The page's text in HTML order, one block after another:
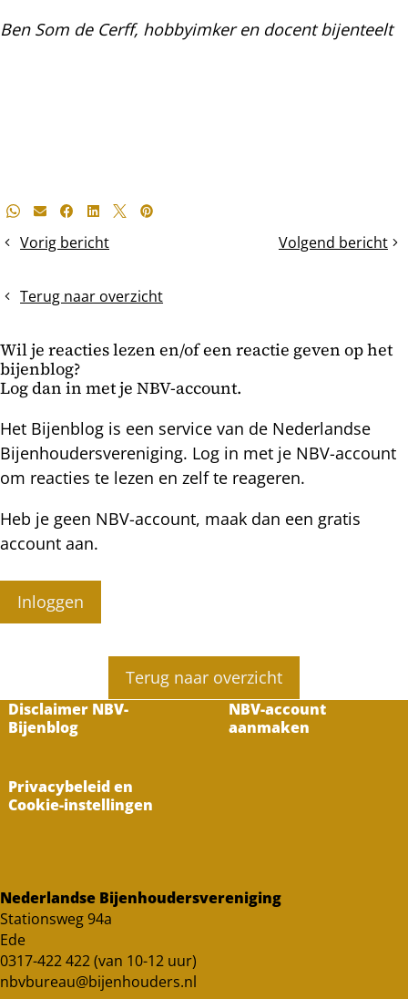
Ben Som de Cerff, hobbyimker en docent bijenteelt
Deel
bericht
Whatsapp
E-mailFacebook
LinkedIn
X Pinterest
Vorig bericht
De
Volgend bericht
Bloeiende
Terug naar overzicht
Wil je reacties lezen en/of een reactie geven op het
bijenblog?
Log dan in met je NBV-account.
Het Bijenblog is een service van de Nederlandse
Bijenhoudersvereniging. Log in met je NBV-account
om reacties te lezen en zelf te reageren.
Heb je geen NBV-account, maak dan een gratis
account aan.
Inloggen
Terug naar overzicht
Disclaimer NBV-
Bijenblog
NBV-account
aanmaken
Privacybeleid en
Cookie-instellingen
Nederlandse Bijenhoudersvereniging
Stationsweg 94a
Ede
0317-422 422 (van 10-12 uur)
nbvbureau@bijenhouders.nl